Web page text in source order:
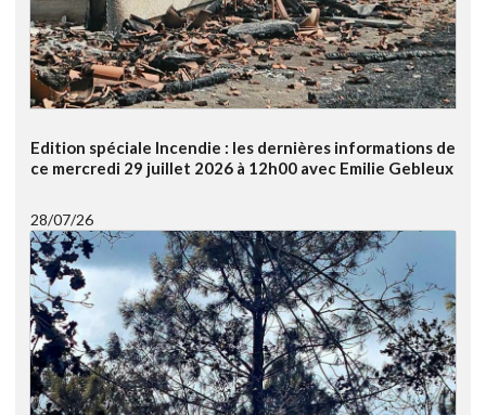
Edition spéciale Incendie : les dernières informations de
ce mercredi 29 juillet 2026 à 12h00 avec Emilie Gebleux
28/07/26